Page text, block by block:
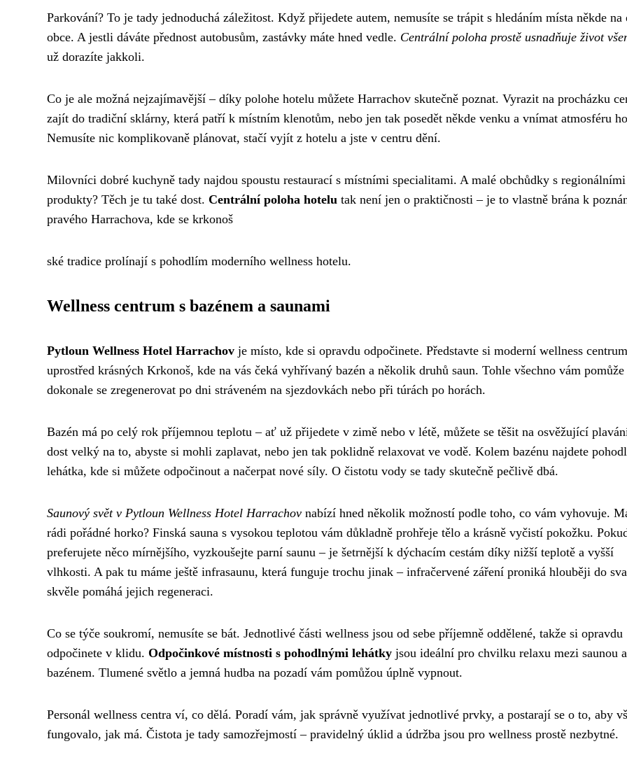
Parkování? To je tady jednoduchá záležitost. Když přijedete autem, nemusíte se trápit s hledáním místa někde na
obce. A jestli dáváte přednost autobusům, zastávky máte hned vedle. Centrální poloha prostě usnadňuje život
už dorazíte jakkoli.
Co je ale možná nejzajímavější – díky polohe hotelu můžete Harrachov skutečně poznat. Vyrazit na procházku
zajít do tradiční sklárny, která patří k místním klenotům, nebo jen tak posedět někde venku a vnímat atmosféru
Nemusíte nic komplikovaně plánovat, stačí vyjít z hotelu a jste v centru dění.
Milovníci dobré kuchyně tady najdou spoustu restaurací s místními specialitami. A malé obchůdky s regionálními
produkty? Těch je tu také dost. Centrální poloha hotelu tak není jen o praktičnosti – je to vlastně brána k
pravého Harrachova, kde se krkonoš
ské tradice prolínají s pohodlím moderního wellness hotelu.
Wellness centrum s bazénem a saunami
Pytloun Wellness Hotel Harrachov je místo, kde si opravdu odpočinete. Představte si moderní wellness centrum
uprostřed krásných Krkonoš, kde na vás čeká vyhřívaný bazén a několik druhů saun. Tohle všechno vám pomůže
dokonale se zregenerovat po dni stráveném na sjezdovkách nebo při túrách po horách.
Bazén má po celý rok příjemnou teplotu – ať už přijedete v zimě nebo v létě, můžete se těšit na osvěžující
dost velký na to, abyste si mohli zaplavat, nebo jen tak poklidně relaxovat ve vodě. Kolem bazénu najdete
lehátka, kde si můžete odpočinout a načerpat nové síly. O čistotu vody se tady skutečně pečlivě dbá.
Saunový svět v Pytloun Wellness Hotel Harrachov nabízí hned několik možností podle toho, co vám vyhovuje.
rádi pořádné horko? Finská sauna s vysokou teplotou vám důkladně prohřeje tělo a krásně vyčistí pokožku.
preferujete něco mírnějšího, vyzkoušejte parní saunu – je šetrnější k dýchacím cestám díky nižší teplotě a vyšší
vlhkosti. A pak tu máme ještě infrasaunu, která funguje trochu jinak – infračervené záření proniká hlouběji do
skvěle pomáhá jejich regeneraci.
Co se týče soukromí, nemusíte se bát. Jednotlivé části wellness jsou od sebe příjemně oddělené, takže si opravdu
odpočinete v klidu. Odpočinkové místnosti s pohodlnými lehátky jsou ideální pro chvilku relaxu mezi saunou a
bazénem. Tlumené světlo a jemná hudba na pozadí vám pomůžou úplně vypnout.
Personál wellness centra ví, co dělá. Poradí vám, jak správně využívat jednotlivé prvky, a postarají se o to, aby
fungovalo, jak má. Čistota je tady samozřejmostí – pravidelný úklid a údržba jsou pro wellness prostě nezbytné.